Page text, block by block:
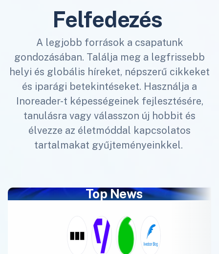
Felfedezés
A legjobb források a csapatunk
gondozásában. Találja meg a legfrissebb
helyi és globális híreket, népszerű cikkeket
és iparági betekintéseket. Használja a
Inoreader-t képességeinek fejlesztésére,
tanulásra vagy válasszon új hobbit és
élvezze az életmóddal kapcsolatos
tartalmakat gyűjteményeinkkel.
Top News